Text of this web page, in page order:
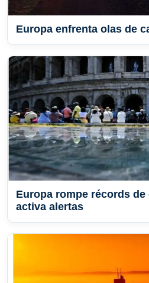
Europa enfrenta olas de
Europa rompe récords
activa alertas